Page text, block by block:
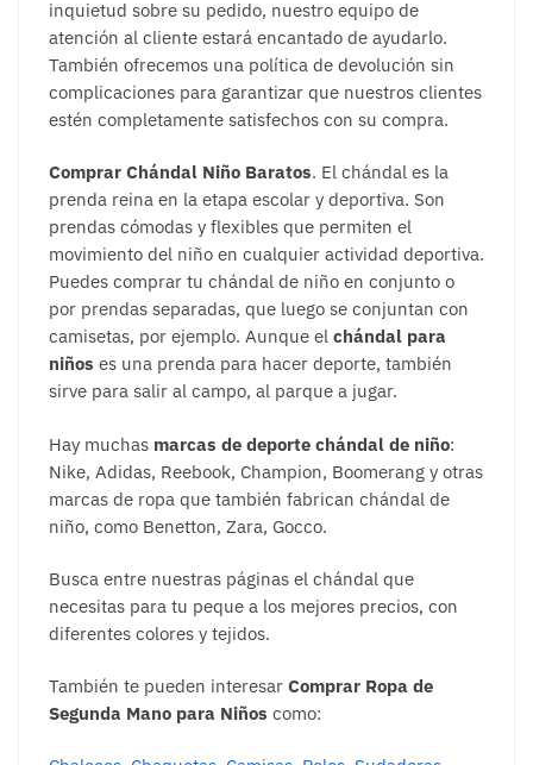
inquietud sobre su pedido, nuestro equipo de
atención al cliente estará encantado de ayudarlo.
También ofrecemos una política de devolución sin
complicaciones para garantizar que nuestros clientes
estén completamente satisfechos con su compra.
Comprar Chándal Niño Baratos. El chándal es la
prenda reina en la etapa escolar y deportiva. Son
prendas cómodas y flexibles que permiten el
movimiento del niño en cualquier actividad deportiva.
Puedes comprar tu chándal de niño en conjunto o
por prendas separadas, que luego se conjuntan con
camisetas, por ejemplo. Aunque el chándal para
niños es una prenda para hacer deporte, también
sirve para salir al campo, al parque a jugar.
Hay muchas marcas de deporte chándal de niño:
Nike, Adidas, Reebook, Champion, Boomerang y otras
marcas de ropa que también fabrican chándal de
niño, como Benetton, Zara, Gocco.
Busca entre nuestras páginas el chándal que
necesitas para tu peque a los mejores precios, con
diferentes colores y tejidos.
También te pueden interesar Comprar Ropa de
Segunda Mano para Niños como: